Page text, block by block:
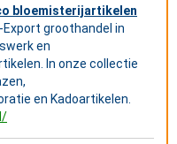
bloemisterijartikelen
groothandel in
en
In onze collectie
en Kadoartikelen.